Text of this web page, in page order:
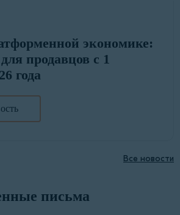
экономике:
продавцов с 1
года
Все новости
письма